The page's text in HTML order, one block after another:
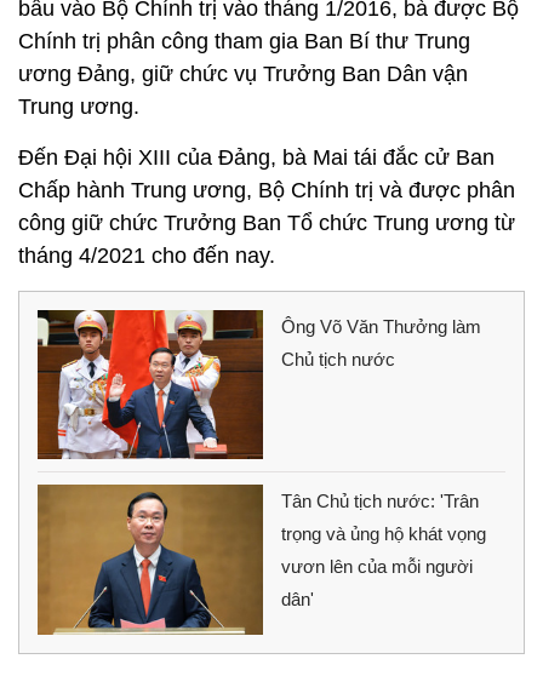
bầu vào Bộ Chính trị vào tháng 1/2016, bà được Bộ
Chính trị phân công tham gia Ban Bí thư Trung
ương Đảng, giữ chức vụ Trưởng Ban Dân vận
Trung ương.
Đến Đại hội XIII của Đảng, bà Mai tái đắc cử Ban
Chấp hành Trung ương, Bộ Chính trị và được phân
công giữ chức Trưởng Ban Tổ chức Trung ương từ
tháng 4/2021 cho đến nay.
Ông Võ Văn Thưởng làm
Chủ tịch nước
Tân Chủ tịch nước: 'Trân
trọng và ủng hộ khát vọng
vươn lên của mỗi người
dân'